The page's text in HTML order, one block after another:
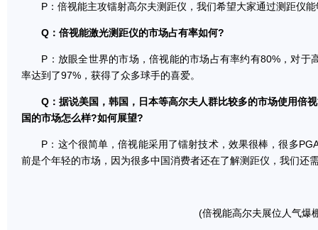
P：倍视能主攻镭射高尔夫测距仪，我们希望大家通过测距仪能
Q：倍视能激光测距仪的市场占有率如何?
P：放眼全世界的市场，倍视能的市场占有率约有80%，对于
率达到了97%，获得了众多球手的喜爱。
Q：据说美国，韩国，日本等高尔夫人群比较多的市场使用倍
国的市场怎么样?如何展望?
P：这个很简单，倍视能采用了镭射技术，效果很棒，很多
前是个年轻的市场，因为很多中国消费者还在了解测距仪，我们还
(倍视能高尔夫展位人气爆